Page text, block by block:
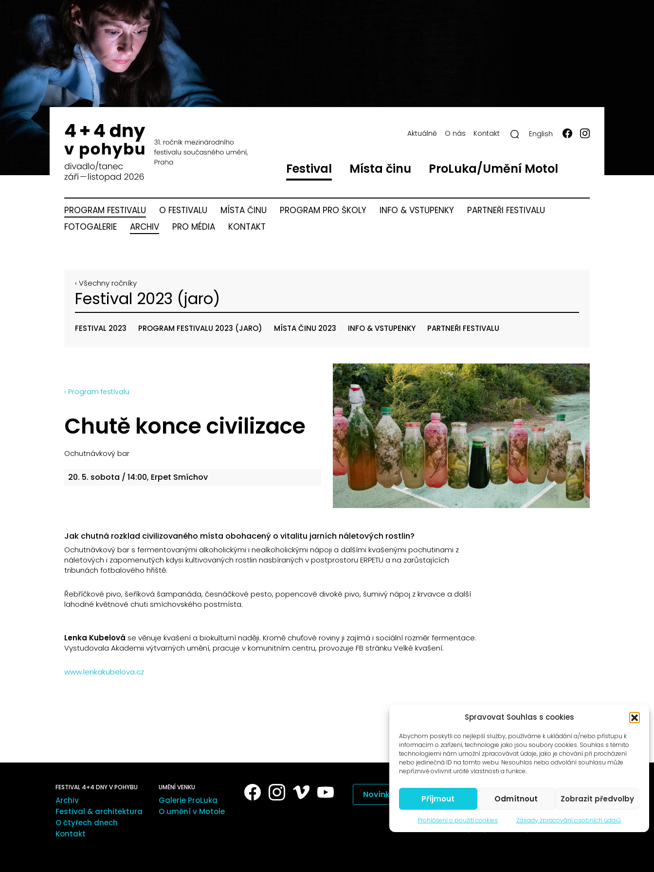
Spravovat Souhlas s cookies
Abychom poskytli co nejlepší služby, používáme k ukládání a/nebo přístupu k
informacím o zařízení, technologie jako jsou soubory cookies. Souhlas s těmito
technologiemi nám umožní zpracovávat údaje, jako je chování při procházení
nebo jedinečná ID na tomto webu. Nesouhlas nebo odvolání souhlasu může
nepříznivě ovlivnit určité vlastnosti a funkce.
Příjmout Odmítnout Zobrazit předvolby
Prohlášení o použití cookies Zásady zpracování osobních údajů
Festival Místa činu ProLuka/Umění Motol
Aktuálně O nás Kontakt English
PROGRAM FESTIVALU O FESTIVALU MÍSTA ČINU PROGRAM PRO ŠKOLY INFO & VSTUPENKY
PARTNEŘI FESTIVALU
FOTOGALERIE
ARCHIV PRO MÉDIA KONTAKT
‹ Všechny ročníky
Festival 2023 (jaro)
FESTIVAL 2023 PROGRAM FESTIVALU 2023 (JARO) MÍSTA ČINU 2023 INFO & VSTUPENKY PARTNEŘI FESTIVALU
‹ Program festivalu
Chutě konce civilizace
Ochutnávkový bar
20. 5. sobota / 14:00, Erpet Smíchov
Jak chutná rozklad civilizovaného místa obohacený o vitalitu jarních náletových rostlin?
Ochutnávkový bar s fermentovanými alkoholickými i nealkoholickými nápoji a dalšími kvašenými pochutinami z
náletových i zapomenutých kdysi kultivovaných rostlin nasbíraných v postprostoru ERPETU a na zarůstajících
tribunách fotbalového hřiště.
Řebříčkové pivo, šeříková šampanáda, česnáčkové pesto, popencové divoké pivo, šumivý nápoj z krvavce a další
lahodné květnové chuti smíchovského postmísta.
Lenka Kubelová se věnuje kvašení a biokulturní naději. Kromě chuťové roviny ji zajímá i sociální rozměr fermentace.
Vystudovala Akademii výtvarných umění, pracuje v komunitním centru, provozuje FB stránku Velké kvašení.
www.lenkakubelova.cz
FESTIVAL 4+4 DNY V POHYBU
Archiv
Festival & architektura
O čtyřech dnech
Kontakt
UMĚNÍ VENKU
Galerie ProLuka
O umění v Motole
Novinky na e-mail
© 1996–2025